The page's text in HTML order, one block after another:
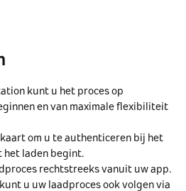
kunt u het proces op
en van maximale flexibiliteit
om u te authenticeren bij het
het laden begint.
rechtstreeks vanuit uw app.
u uw laadproces ook volgen via